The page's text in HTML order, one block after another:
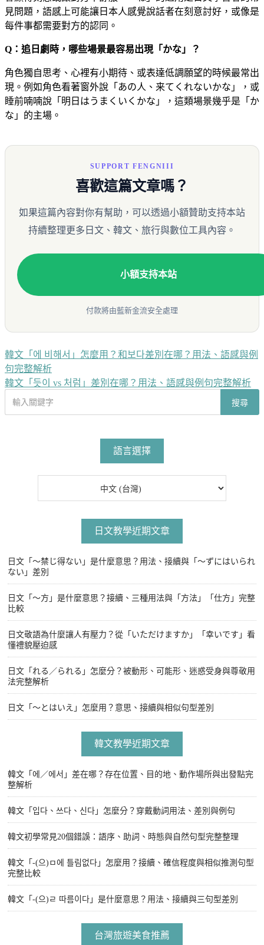
見問題，語感上可能讓日本人感覺說話者在刻意討好，或像是
每件事都需要對方的認同。
Q：追日劇時，哪些場景最容易出現「かな」？
角色獨自思考、心裡有小期待、或表達低調願望的時候最常出
現。例如角色看著窗外說「あの人、来てくれないかな」，或
睡前喃喃說「明日はうまくいくかな」，這類場景幾乎是「か
な」的主場。
SUPPORT FENGNIII
喜歡這篇文章嗎？
如果這篇內容對你有幫助，可以透過小額贊助支持本站
持續整理更多日文、韓文、旅行與數位工具內容。
小額支持本站
付款將由藍新金流安全處理
文
章
導
覽
韓文「에 비해서」怎麼用？和보다差別在哪？用法、語感與例
句完整解析
韓文「듯이 vs 처럼」差別在哪？用法、語感與例句完整解析
搜尋
語言選擇
日文教學近期文章
日文「〜禁じ得ない」是什麼意思？用法、接續與「〜ずにはいられ
ない」差別
日文「〜方」是什麼意思？接續、三種用法與「方法」「仕方」完整
比較
日文敬語為什麼讓人有壓力？從「いただけますか」「幸いです」看
懂禮貌壓迫感
日文「れる／られる」怎麼分？被動形、可能形、迷惑受身與尊敬用
法完整解析
日文「〜とはいえ」怎麼用？意思、接續與相似句型差別
韓文教學近期文章
韓文「에／에서」差在哪？存在位置、目的地、動作場所與出發點完
整解析
韓文「입다、쓰다、신다」怎麼分？穿戴動詞用法、差別與例句
韓文初學常見20個錯誤：語序、助詞、時態與自然句型完整整理
韓文「-(으)ㅁ에 틀림없다」怎麼用？接續、確信程度與相似推測句型
完整比較
韓文「-(으)ㄹ 따름이다」是什麼意思？用法、接續與三句型差別
台灣旅遊美食推薦